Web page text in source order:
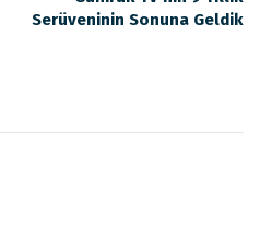
Serüveninin Sonuna Geldik